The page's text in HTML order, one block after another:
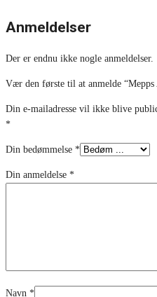
Anmeldelser
Der er endnu ikke nogle anmeldelser.
Vær den første til at anmelde
Din e-mailadresse vil ikke blive
*
Din bedømmelse *
Din anmeldelse *
Navn *